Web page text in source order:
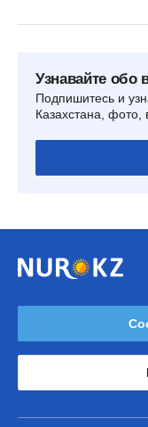
Узнавайте
Подпишитесь и
Казахстана, фото,